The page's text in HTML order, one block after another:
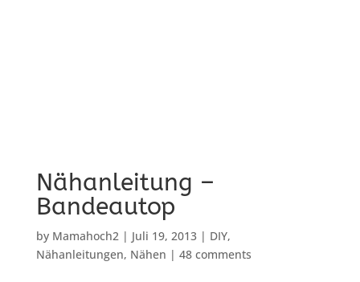
Nähanleitung –
Bandeautop
by Mamahoch2| Juli 19, 2013| DIY,
Nähanleitungen, Nähen | 48 comments